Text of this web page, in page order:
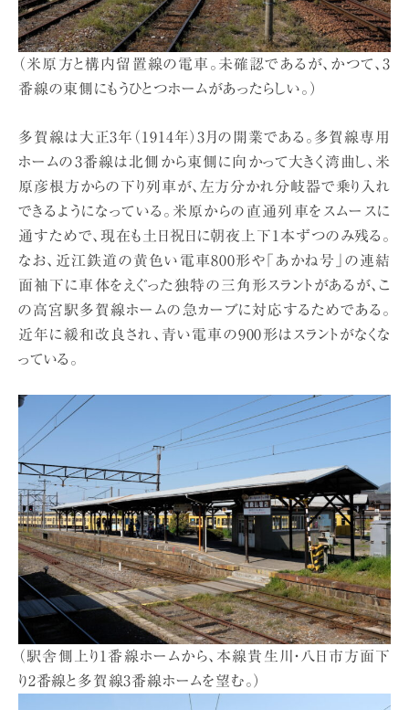
（米原方と構内留置線の電車。未確認であるが、かつて、3
番線の東側にもうひとつホームがあったらしい。）
多賀線は大正3年（1914年）3月の開業である。多賀線専用
ホームの3番線は北側から東側に向かって大きく湾曲し、米
原彦根方からの下り列車が、左方分かれ分岐器で乗り入れ
できるようになっている。米原からの直通列車をスムースに
通すためで、現在も土日祝日に朝夜上下1本ずつのみ残る。
なお、近江鉄道の黄色い電車800形や「あかね号」の連結
面袖下に車体をえぐった独特の三角形スラントがあるが、こ
の高宮駅多賀線ホームの急カーブに対応するためである。
近年に緩和改良され、青い電車の900形はスラントがなくな
っている。
（駅舎側上り1番線ホームから、本線貴生川・八日市方面下
り2番線と多賀線3番線ホームを望む。）